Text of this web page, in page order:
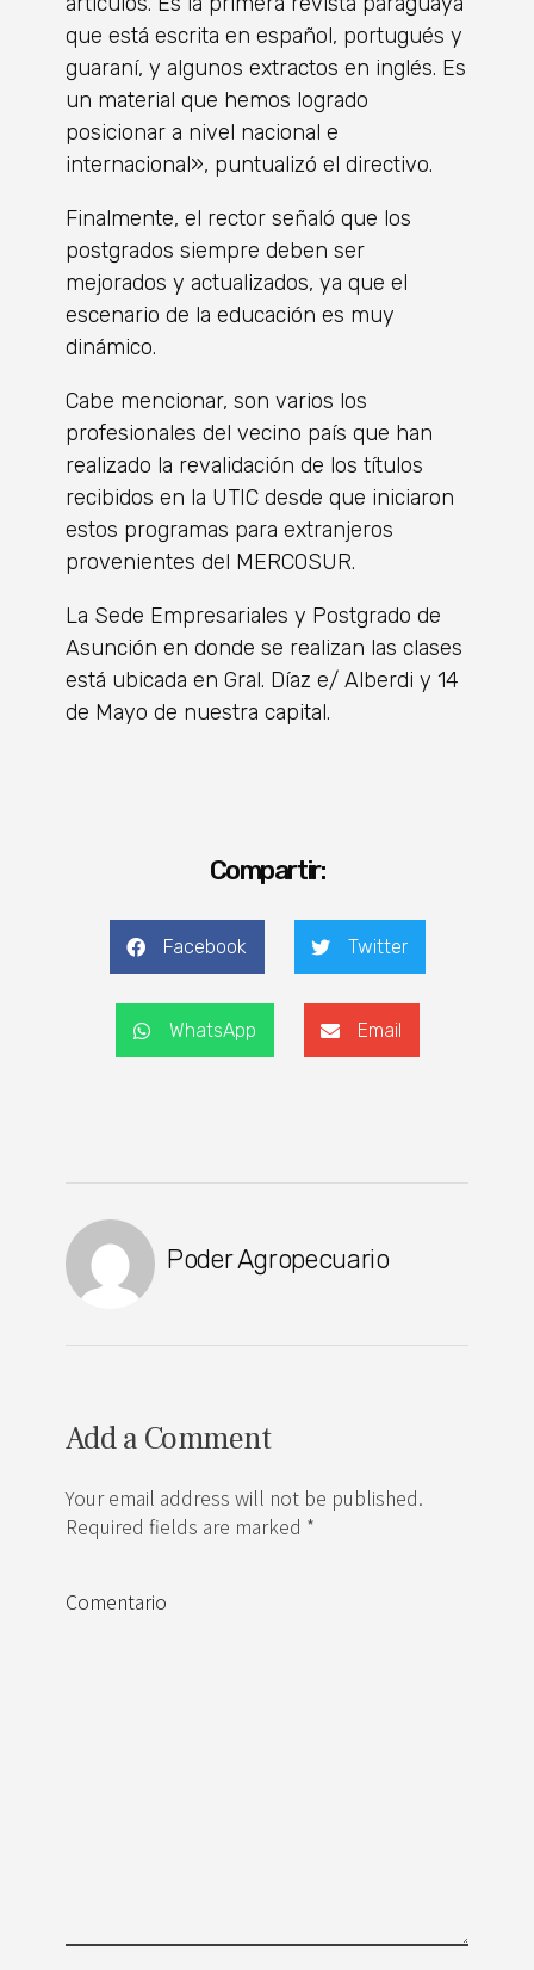
que está escrita en español, portugués y
guaraní, y algunos extractos en inglés. Es
un material que hemos logrado
posicionar a nivel nacional e
internacional», puntualizó el directivo.
Finalmente, el rector señaló que los
postgrados siempre deben ser
mejorados y actualizados, ya que el
escenario de la educación es muy
dinámico.
Cabe mencionar, son varios los
profesionales del vecino país que han
realizado la revalidación de los títulos
recibidos en la UTIC desde que iniciaron
estos programas para extranjeros
provenientes del MERCOSUR.
La Sede Empresariales y Postgrado de
Asunción en donde se realizan las clases
está ubicada en Gral. Díaz e/ Alberdi y 14
de Mayo de nuestra capital.
Compartir:
Facebook Twitter
WhatsApp Email
Poder Agropecuario
Add a Comment
Your email address will not be published.
Required fields are marked *
Comentario